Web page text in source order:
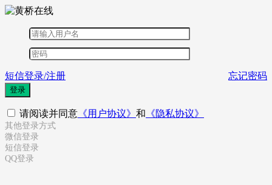
短信登录/注册 忘记密码
登录
请阅读并同意 《用户协议》 和 《隐私协议》
其他登录方式
微信登录
短信登录
QQ登录